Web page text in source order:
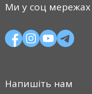
Ми у соц мережах
Напишіть нам